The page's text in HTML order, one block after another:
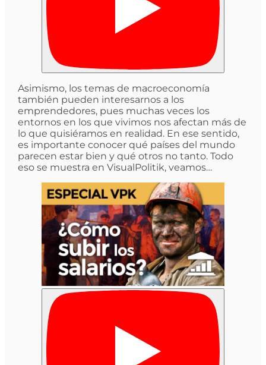
Asimismo, los temas de macroeconomía
también pueden interesarnos a los
emprendedores, pues muchas veces los
entornos en los que vivimos nos afectan más de
lo que quisiéramos en realidad. En ese sentido,
es importante conocer qué países del mundo
parecen estar bien y qué otros no tanto. Todo
eso se muestra en VisualPolitik, veamos…